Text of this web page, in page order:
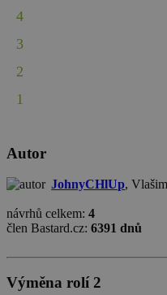
4
3
2
1
Autor
JohnyCHlUp, Vlašim
návrhů celkem: 4
člen Bastard.cz: 6391 dnů
Výměna rolí 2